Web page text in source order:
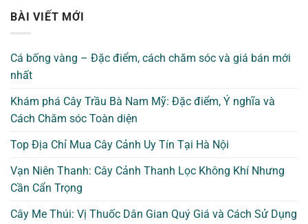
BÀI VIẾT MỚI
Cá bống vàng – Đặc điểm, cách chăm sóc và giá bán mới
nhất
Khám phá Cây Trầu Bà Nam Mỹ: Đặc điểm, Ý nghĩa và
Cách Chăm sóc Toàn diện
Top Địa Chỉ Mua Cây Cảnh Uy Tín Tại Hà Nội
Vạn Niên Thanh: Cây Cảnh Thanh Lọc Không Khí Nhưng
Cần Cẩn Trọng
Cây Me Thúi: Vị Thuốc Dân Gian Quý Giá và Cách Sử Dụng